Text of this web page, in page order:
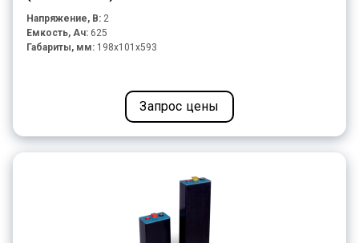
Напряжение, В: 2
Емкость, Ач: 625
Габариты, мм: 198x101x593
Запрос цены